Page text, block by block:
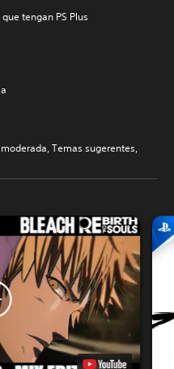
tengan PS Plus
Temas sugerentes,